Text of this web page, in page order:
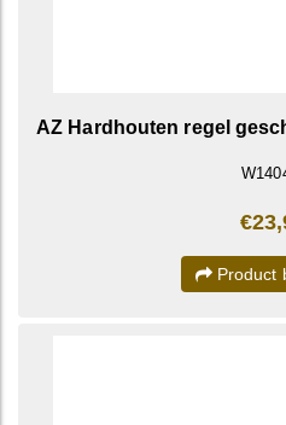
AZ Hardhouten regel
Product